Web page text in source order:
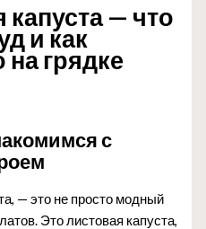
капуста — что
и как
на грядке
с
— это не просто модный
Это листовая капуста,